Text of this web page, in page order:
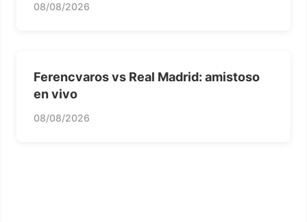
08/08/2026
Ferencvaros vs Real Madrid: amistoso
en vivo
08/08/2026